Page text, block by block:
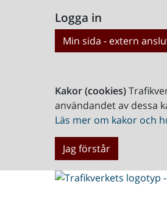
Logga in
Min sida - extern
Kakor (cookies)
användandet av dessa
Läs mer om kakor och
Jag förstår